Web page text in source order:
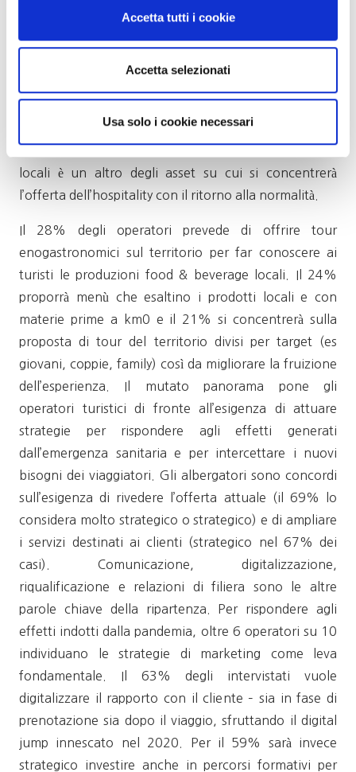
Accetta tutti i cookie
Accetta selezionati
Usa solo i cookie necessari
viaggiatori sarà necessario prevedere aree per il relax
psico-fisico mentre per il 31% zone destinate allo
necessari l’installazione di impianti di sanificazione e
purificazione dell’aria. Il legame con gli altri operatori
locali è un altro degli asset su cui si concentrerà
l’offerta dell’hospitality con il ritorno alla normalità.
Il 28% degli operatori prevede di offrire tour
enogastronomici sul territorio per far conoscere ai
turisti le produzioni food & beverage locali. Il 24%
proporrà menù che esaltino i prodotti locali e con
materie prime a km0 e il 21% si concentrerà sulla
proposta di tour del territorio divisi per target (es
giovani, coppie, family) così da migliorare la fruizione
dell’esperienza. Il mutato panorama pone gli
operatori turistici di fronte all’esigenza di attuare
strategie per rispondere agli effetti generati
dall’emergenza sanitaria e per intercettare i nuovi
bisogni dei viaggiatori. Gli albergatori sono concordi
sull’esigenza di rivedere l’offerta attuale (il 69% lo
considera molto strategico o strategico) e di ampliare
i servizi destinati ai clienti (strategico nel 67% dei
casi). Comunicazione, digitalizzazione,
riqualificazione e relazioni di filiera sono le altre
parole chiave della ripartenza. Per rispondere agli
effetti indotti dalla pandemia, oltre 6 operatori su 10
individuano le strategie di marketing come leva
fondamentale. Il 63% degli intervistati vuole
digitalizzare il rapporto con il cliente – sia in fase di
prenotazione sia dopo il viaggio, sfruttando il digital
jump innescato nel 2020. Per il 59% sarà invece
strategico investire anche in percorsi formativi per